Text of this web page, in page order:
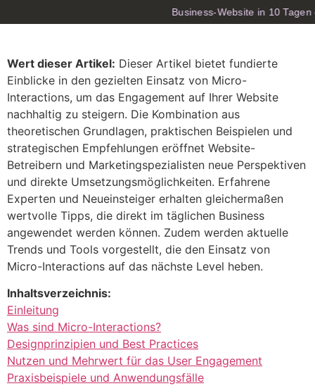
Business-Website in 10
Wert dieser Artikel: Dieser Artikel bietet fundierte
Einblicke in den gezielten Einsatz von Micro-
Interactions, um das Engagement auf Ihrer Website
nachhaltig zu steigern. Die Kombination aus
theoretischen Grundlagen, praktischen Beispielen und
strategischen Empfehlungen eröffnet Website-
Betreibern und Marketingspezialisten neue Perspektiven
und direkte Umsetzungsmöglichkeiten. Erfahrene
Experten und Neueinsteiger erhalten gleichermaßen
wertvolle Tipps, die direkt im täglichen Business
angewendet werden können. Zudem werden aktuelle
Trends und Tools vorgestellt, die den Einsatz von
Micro-Interactions auf das nächste Level heben.
Inhaltsverzeichnis:
Einleitung
Was sind Micro-Interactions?
Designprinzipien und Best Practices
Nutzen und Mehrwert für das User Engagement
Praxisbeispiele und Anwendungsfälle